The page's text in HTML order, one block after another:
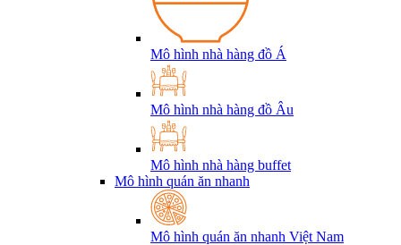
Mô hình nhà hàng đồ Á
Mô hình nhà hàng đồ Âu
Mô hình nhà hàng buffet
Mô hình quán ăn nhanh
Mô hình quán ăn nhanh Việt Nam